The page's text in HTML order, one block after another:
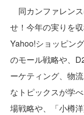
同カンファレン
せ！今年の実りを
Yahoo!ショッピン
のモール戦略や、
ーケティング、物
なトピックスが学
場戦略や、「小樽